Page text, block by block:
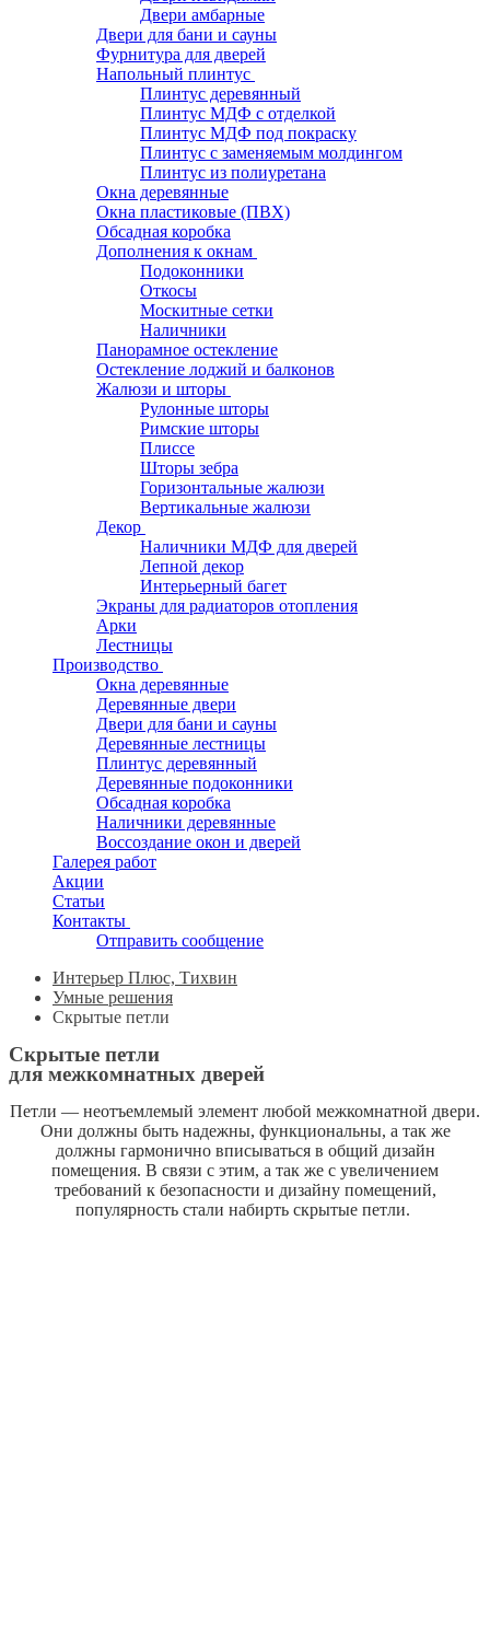
Двери амбарные
Двери для бани и сауны
Фурнитура для дверей
Напольный плинтус
Плинтус деревянный
Плинтус МДФ с отделкой
Плинтус МДФ под покраску
Плинтус с заменяемым молдингом
Плинтус из полиуретана
Окна деревянные
Окна пластиковые (ПВХ)
Обсадная коробка
Дополнения к окнам
Подоконники
Откосы
Москитные сетки
Наличники
Панорамное остекление
Остекление лоджий и балконов
Жалюзи и шторы
Рулонные шторы
Римские шторы
Плиссе
Шторы зебра
Горизонтальные жалюзи
Вертикальные жалюзи
Декор
Наличники МДФ для дверей
Лепной декор
Интерьерный багет
Экраны для радиаторов отопления
Арки
Лестницы
Производство
Окна деревянные
Деревянные двери
Двери для бани и сауны
Деревянные лестницы
Плинтус деревянный
Деревянные подоконники
Обсадная коробка
Наличники деревянные
Воссоздание окон и дверей
Галерея работ
Акции
Статьи
Контакты
Отправить сообщение
Интерьер Плюс, Тихвин
Умные решения
Скрытые петли
Скрытые петли
для межкомнатных дверей
Петли — неотъемлемый элемент любой межкомнатной двери.
Они должны быть надежны, функциональны, а так же
должны гармонично вписываться в общий дизайн
помещения. В связи с этим, а так же с увеличением
требований к безопасности и дизайну помещений,
популярность стали набирть скрытые петли.